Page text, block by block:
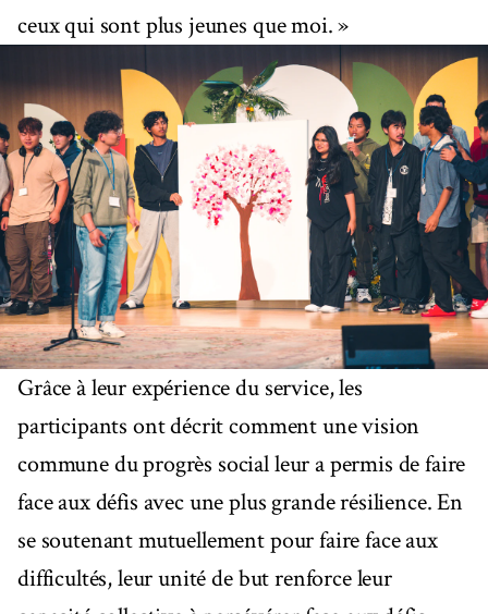
ceux qui sont plus jeunes que moi. »
Grâce à leur expérience du service, les
participants ont décrit comment une vision
commune du progrès social leur a permis de faire
face aux défis avec une plus grande résilience. En
se soutenant mutuellement pour faire face aux
difficultés, leur unité de but renforce leur